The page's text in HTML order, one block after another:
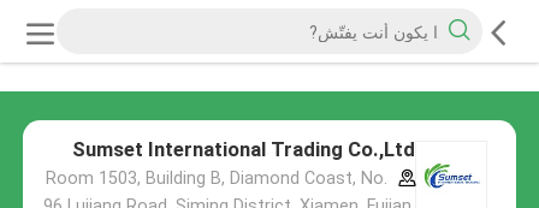
Sumset International Trading Co.,Ltd
Room 1503, Building B, Diamond Coast, No.